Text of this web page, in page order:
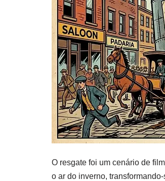
O resgate foi um cenário de
o ar do inverno,